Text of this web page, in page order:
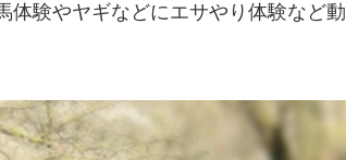
体験やヤギなどにエサやり体験など動